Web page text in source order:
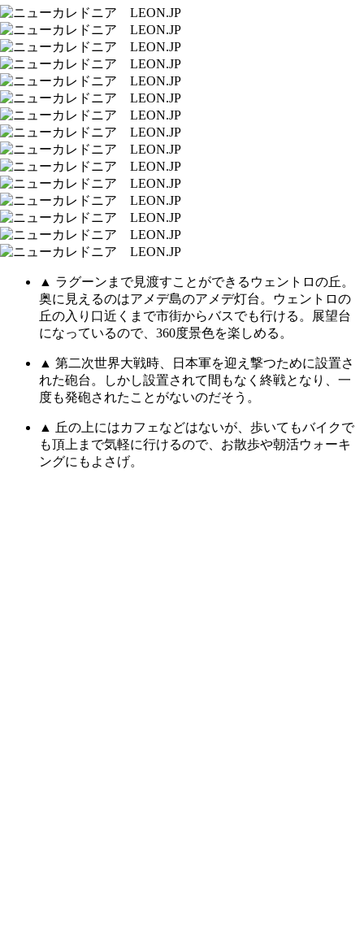
▲ ラグーンまで見渡すことができるウェントロの丘。
奥に見えるのはアメデ島のアメデ灯台。ウェントロの
丘の入り口近くまで市街からバスでも行ける。展望台
になっているので、360度景色を楽しめる。
▲ 第二次世界大戦時、日本軍を迎え撃つために設置さ
れた砲台。しかし設置されて間もなく終戦となり、一
度も発砲されたことがないのだそう。
▲ 丘の上にはカフェなどはないが、歩いてもバイクで
も頂上まで気軽に行けるので、お散歩や朝活ウォーキ
ングにもよさげ。